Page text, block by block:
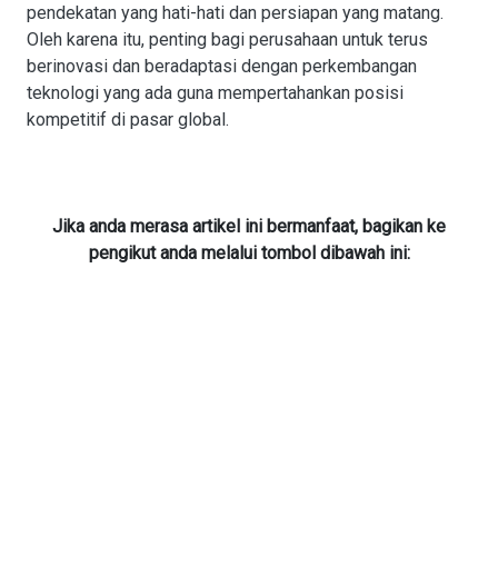
pendekatan yang hati-hati dan persiapan yang matang.
Oleh karena itu, penting bagi perusahaan untuk terus
berinovasi dan beradaptasi dengan perkembangan
teknologi yang ada guna mempertahankan posisi
kompetitif di pasar global.
Jika anda merasa artikel ini bermanfaat, bagikan ke
pengikut anda melalui tombol dibawah ini: